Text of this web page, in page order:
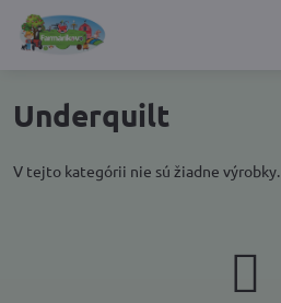
Underquilt
V tejto kategórii nie sú žiadne výrobky.